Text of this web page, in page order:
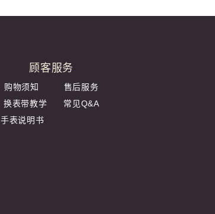
顾客服务
购物须知 售后服务
换表带教学 常见Q&A
手表说明书